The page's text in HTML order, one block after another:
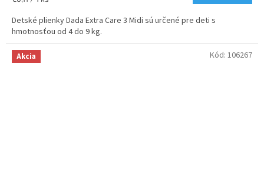
5,0
z
5
Detské plienky Dada Extra Care 3 Midi sú určené pre deti s
hmotnosťou od 4 do 9 kg.
Akcia Kód: 106267